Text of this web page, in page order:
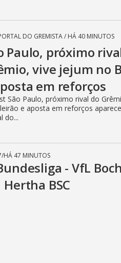
DO GREMISTA/ HÁ 40 MINUTOS
Paulo, próximo
vive jejum no
em reforços
São Paulo, próximo rival do
e aposta em reforços
do...
/HÁ 47 MINUTOS
- VfL
Hertha BSC